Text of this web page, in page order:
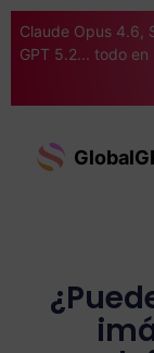
Claude Opus 4.6,
GPT 5.2... todo en